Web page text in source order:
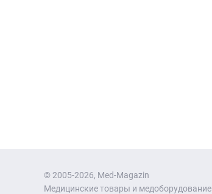
© 2005-2026, Med-Magazin
Медицинские товары и медоборудование